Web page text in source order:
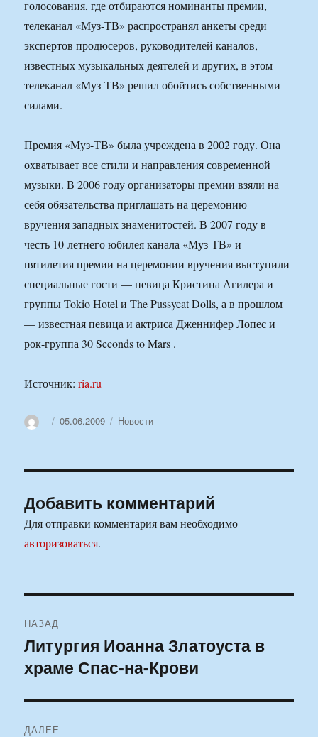
голосования, где отбираются номинанты премии,
телеканал «Муз-ТВ» распространял анкеты среди
экспертов продюсеров, руководителей каналов,
известных музыкальных деятелей и других, в этом
телеканал «Муз-ТВ» решил обойтись собственными
силами.
Премия «Муз-ТВ» была учреждена в 2002 году. Она
охватывает все стили и направления современной
музыки. В 2006 году организаторы премии взяли на
себя обязательства приглашать на церемонию
вручения западных знаменитостей. В 2007 году в
честь 10-летнего юбилея канала «Муз-ТВ» и
пятилетия премии на церемонии вручения выступили
специальные гости — певица Кристина Агилера и
группы Tokio Hotel и The Pussycat Dolls, а в прошлом
— известная певица и актриса Дженнифер Лопес и
рок-группа 30 Seconds to Mars .
Источник:ria.ru
АвторОпубликовано
05.06.2009 Рубрики
Новости
Добавить комментарий
Для отправки комментария вам необходимо
авторизоваться.
по
записям
НАЗАД
Предыдущая
запись:
Литургия Иоанна Златоуста в
храме Спас-на-Крови
ДАЛЕЕ